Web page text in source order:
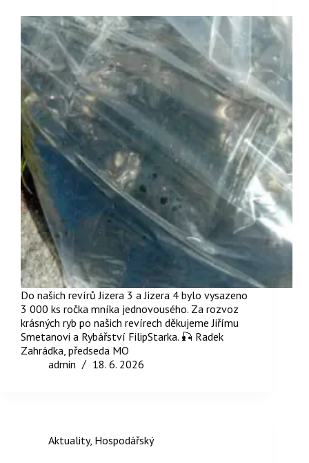
Do našich revírů Jizera 3 a Jizera 4 bylo vysazeno
3 000 ks ročka mníka jednovousého. Za rozvoz
krásných ryb po našich revírech děkujeme Jiřímu
Smetanovi a Rybářství FilipStarka. 🎣 Radek
Zahrádka, předseda MO
admin
18. 6. 2026
Aktuality, Hospodářský